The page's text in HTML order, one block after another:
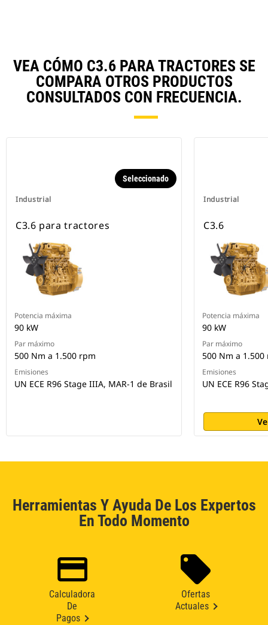
VEA CÓMO C3.6 PARA TRACTORES SE
COMPARA OTROS PRODUCTOS
CONSULTADOS CON FRECUENCIA.
Industrial
Seleccionado
C3.6 para tractores
Potencia máxima
90 kW
Par máximo
500 Nm a 1.500 rpm
Emisiones
UN ECE R96 Stage IIIA, MAR-1 de Brasil
Industrial
C3.6
Potencia máxima
90 kW
Par máximo
500 Nm a 1.500
Emisiones
UN ECE R96
Herramientas Y Ayuda De Los Expertos
En Todo Momento
Calculadora
De
Pagos
Ofertas
Actuales